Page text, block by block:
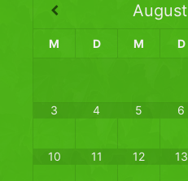
August
M D M D
3 4 5 6
10 11 12 13